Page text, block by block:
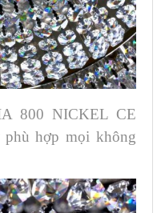
800 NICKEL CE
phù hợp mọi không